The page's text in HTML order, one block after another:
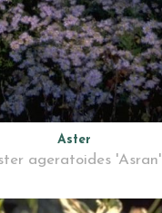
Aster
ageratoides 'Asran'